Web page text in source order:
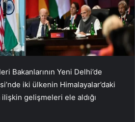
Bakanlarının Yeni Delhi’de
iki ülkenin Himalayalar’daki
ilişkin gelişmeleri ele aldığı